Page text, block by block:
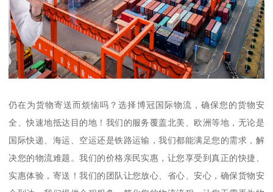
仍在为货物寄送而烦恼吗？选择博冠国际物流，确保您的货物安
全、快速地抵达目的地！我们的服务覆盖北美、欧洲等地，无论是
国际快递、海运、空运还是铁路运输，我们都能满足您的需求，解
决您的物流难题。我们的价格亲民实惠，让您享受到真正的快捷、
实惠体验，寄送！我们的团队让您放心、省心、安心，确保货物安